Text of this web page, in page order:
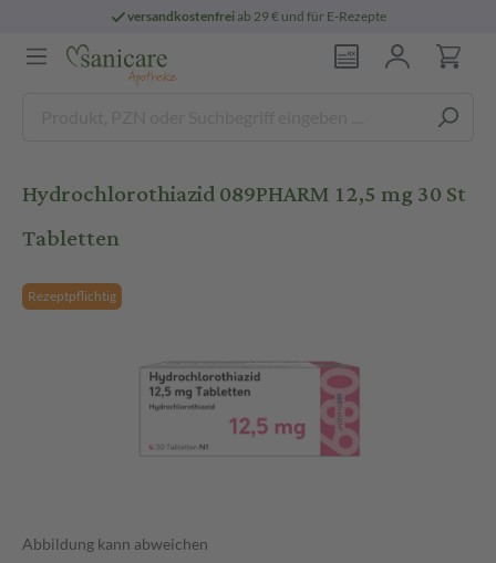
versandkostenfreiab 29 € und für E-Rezepte
Hydrochlorothiazid 089PHARM 12,5 mg 30 St
Tabletten
Rezeptpflichtig
Abbildung kann abweichen